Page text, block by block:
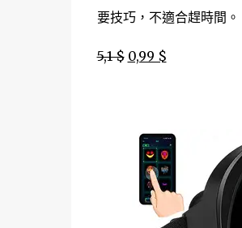
要技巧，不適合趕時間
5,1 $ 0,99 $